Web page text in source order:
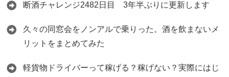
断酒チャレンジ2482日目 3年半ぶりに更新します
久々の同窓会をノンアルで乗りった。酒を飲まないメ
リットをまとめてみた
軽貨物ドライバーって稼げる？稼げない？実際にはじ